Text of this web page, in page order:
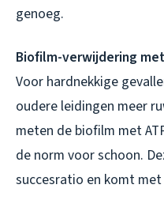
genoeg.
Biofilm-verwijdering
Voor hardnekkige
oudere leidingen meer
meten de biofilm met
de norm voor schoon.
succesratio en komt